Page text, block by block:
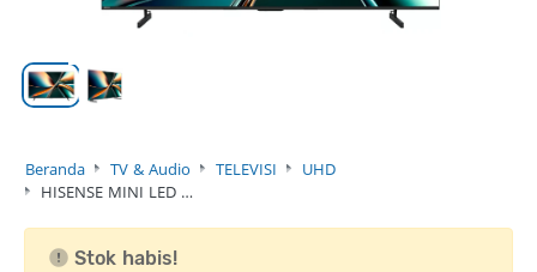
Beranda TV & Audio TELEVISI
UHD
HISENSE MINI LED …
Stok habis!